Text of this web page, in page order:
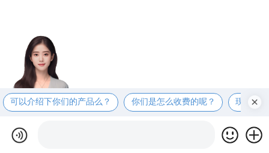
可以介绍下你们的产品么？ 你们是怎么收费的呢？ 现在有